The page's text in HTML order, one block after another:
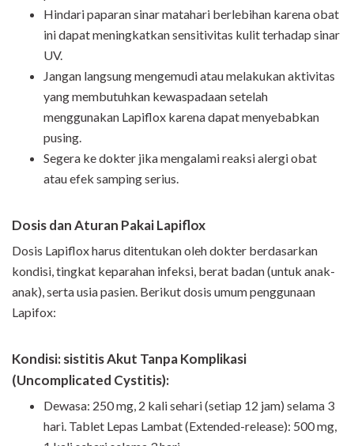
Hindari paparan sinar matahari berlebihan karena obat
ini dapat meningkatkan sensitivitas kulit terhadap sinar
UV.
Jangan langsung mengemudi atau melakukan aktivitas
yang membutuhkan kewaspadaan setelah
menggunakan Lapiflox karena dapat menyebabkan
pusing.
Segera ke dokter jika mengalami reaksi alergi obat
atau efek samping serius.
Dosis dan Aturan Pakai Lapiflox
Dosis Lapiflox harus ditentukan oleh dokter berdasarkan
kondisi, tingkat keparahan infeksi, berat badan (untuk anak-
anak), serta usia pasien. Berikut dosis umum penggunaan
Lapifox:
Kondisi: sistitis Akut Tanpa Komplikasi
(Uncomplicated Cystitis):
Dewasa: 250 mg, 2 kali sehari (setiap 12 jam) selama 3
hari. Tablet Lepas Lambat (Extended-release): 500 mg,